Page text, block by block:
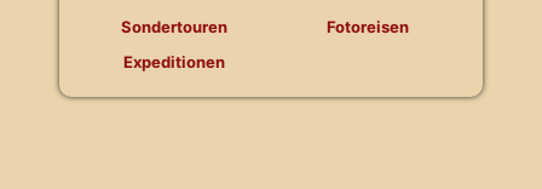
Sondertouren
Expeditionen
Fotoreisen